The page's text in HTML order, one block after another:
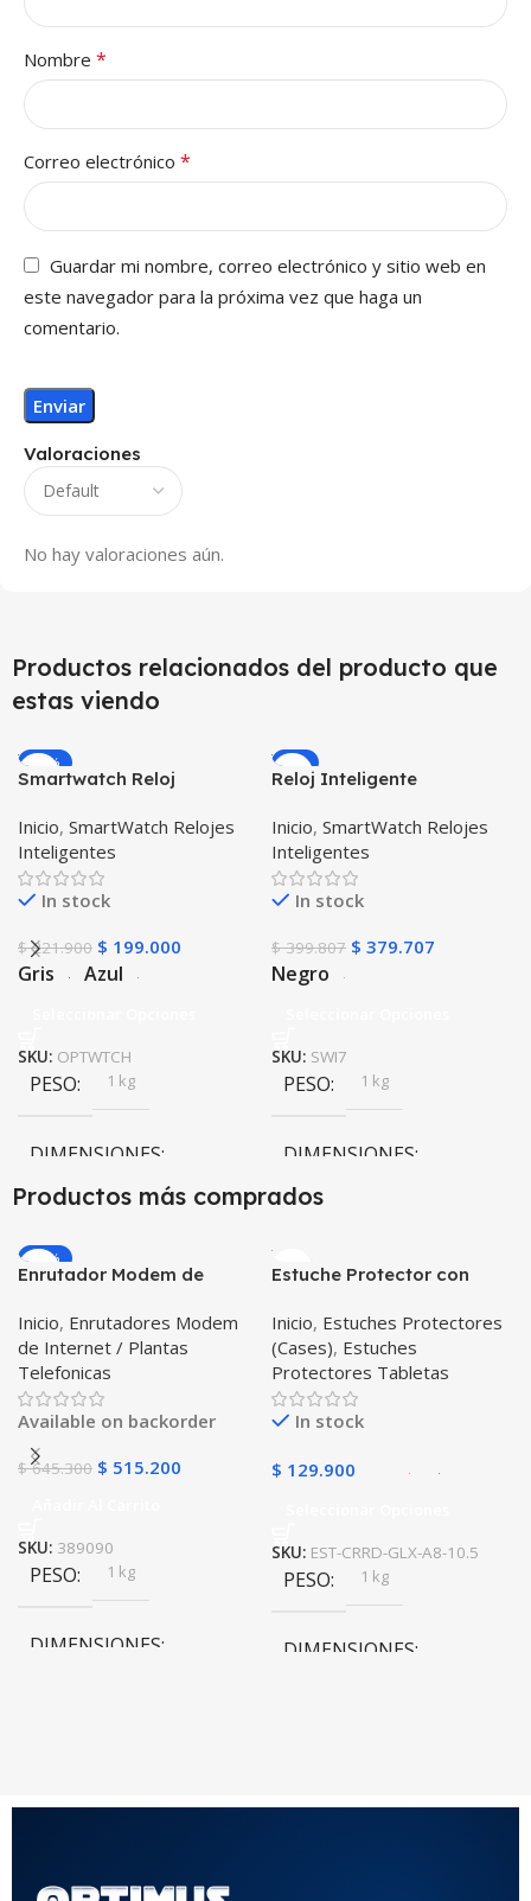
Valoraciones
No hay valoraciones aún.
Nombre *
Correo electrónico *
Guardar mi nombre, correo electrónico y sitio web en
este navegador para la próxima vez que haga un
comentario.
Productos relacionados del producto que
estas viendo
-10%
Smartwatch Reloj
WATCH™ (KW37 PRO) Mide
Temperatura Presión
Arterial y Ritmo Cardíaco
Inicio, SmartWatch Relojes
Inteligentes
In stock
$221.900 $ 199.000
Gris Azul
SKU: OPTWTCH
PESO 1 kg
DIMENSIONES
COLOR
Gris,Negro , Azul ,Rosa
-5%
Reloj Inteligente
Incluye Pulso y Estuche
protector – GPS
Inicio, SmartWatch Relojes
Inteligentes
In stock
$399.807 $ 379.707
Negro
SKU: SWI7
PESO 1 kg
DIMENSIONES
COLOR Negro ,Rosa
PULSO ADICIONAL
Goma , Metalizado
Productos más comprados
-20%
Enrutador Modem de
Libre Todo Operador 4G
LTE SIMCARD
Inicio, Enrutadores Modem
de Internet / Plantas
Telefonicas
Available on backorder
$645.300 $ 515.200
SKU: 389090
PESO 1 kg
DIMENSIONES
Estuche Protector con
Tablet Samsung Galaxy
Tab A8 10.5 2021 – 2022
SM-x200 SM-x205 Anti
golpes con soporte
Inicio, Estuches Protectores
(Cases), Estuches
Protectores Tabletas
In stock
$ 129.900
SKU: EST-CRRD-GLX-A8-10.5
PESO 1 kg
DIMENSIONES